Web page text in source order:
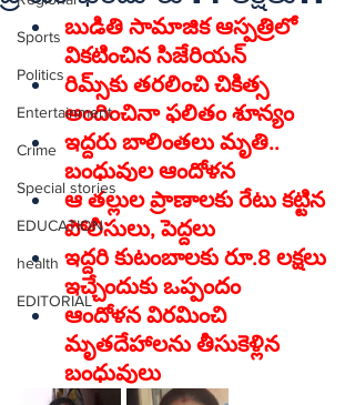
Sports
Politics
Entertainment
Crime
Special stories
EDUCATION
health
EDITORIAL
బుడితి సామాజిక ఆస్పత్రిలో
రిమ్స్‌కు తరలించి చికిత్స
అందించినా ఫలితం శూన్యం
ఇద్దరు బాలింతలు మృతి..
బంధువుల ఆందోళన
ఆ తల్లుల ప్రాణాలకు రేటు కట్టిన
పోలీసులు, పెద్దలు
ఇద్దరి కుటంబాలకు రూ.8 లక్షలు
ఇచ్చేందుకు ఒప్పందం
ఆందోళన విరమించి
మృతదేహాలను తీసుకెళ్లిన
బంధువులు